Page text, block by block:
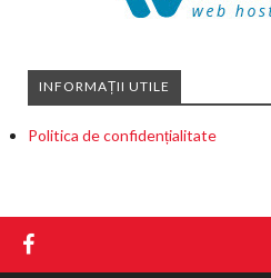
INFORMAȚII UTILE
Politica de confidențialitate